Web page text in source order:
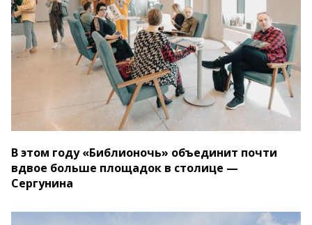
В этом году «Библионочь» объединит почти
вдвое больше площадок в столице —
Сергунина